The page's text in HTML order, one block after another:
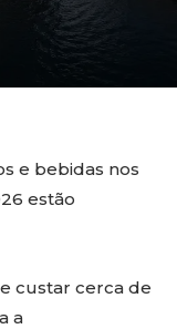
e bebidas nos
estão
custar cerca de
a